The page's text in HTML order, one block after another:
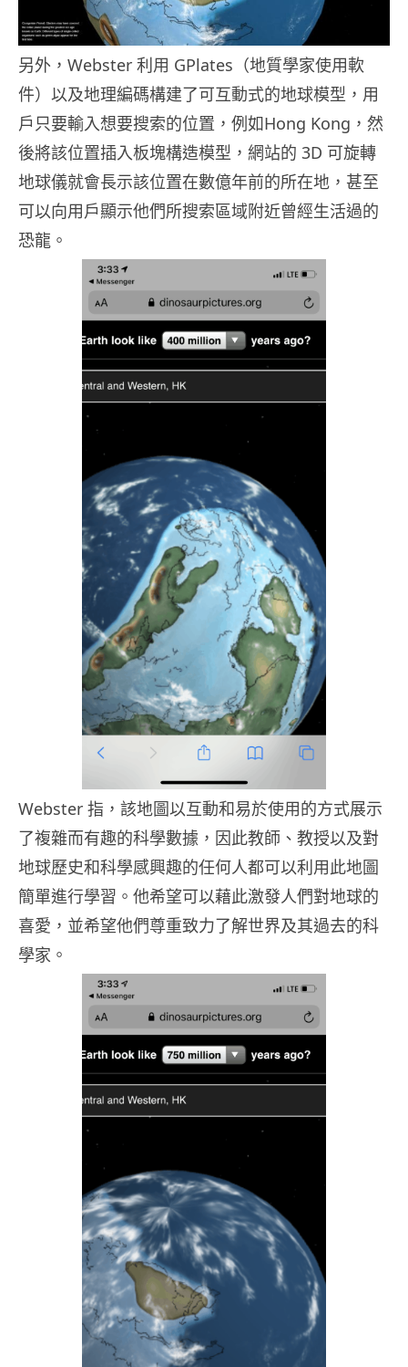
另外，Webster 利用 GPlates（地質學家使用軟
件）以及地理編碼構建了可互動式的地球模型，用
戶只要輸入想要搜索的位置，例如Hong Kong，然
後將該位置插入板塊構造模型，網站的 3D 可旋轉
地球儀就會長示該位置在數億年前的所在地，甚至
可以向用戶顯示他們所搜索區域附近曾經生活過的
恐龍。
Webster 指，該地圖以互動和易於使用的方式展示
了複雜而有趣的科學數據，因此教師、教授以及對
地球歷史和科學感興趣的任何人都可以利用此地圖
簡單進行學習。他希望可以藉此激發人們對地球的
喜愛，並希望他們尊重致力了解世界及其過去的科
學家。